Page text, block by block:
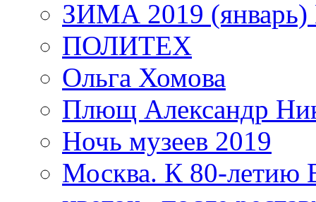
ЗИМА 2019 (январь)
ПОЛИТЕХ
Ольга Хомова
Плющ Александр
Ночь музеев 2019
Москва. К 80-